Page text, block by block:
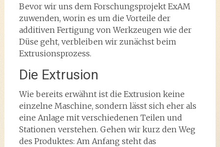
Bevor wir uns dem Forschungsprojekt ExAM
zuwenden, worin es um die Vorteile der
additiven Fertigung von Werkzeugen wie der
Düse geht, verbleiben wir zunächst beim
Extrusionsprozess.
Die Extrusion
Wie bereits erwähnt ist die Extrusion keine
einzelne Maschine, sondern lässt sich eher als
eine Anlage mit verschiedenen Teilen und
Stationen verstehen. Gehen wir kurz den Weg
des Produktes: Am Anfang steht das